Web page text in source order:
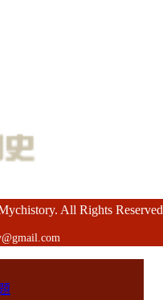
All Rights Reserved